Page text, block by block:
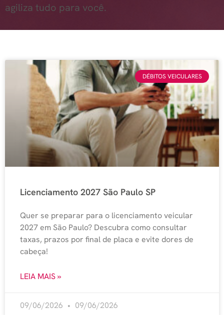
agiliza tudo para você.
DÉBITOS VEICULARES
Licenciamento 2027 São Paulo SP
Quer se preparar para o licenciamento veicular
2027 em São Paulo? Descubra como consultar
taxas, prazos por final de placa e evite dores de
cabeça!
LEIA MAIS »
09/06/2026 09/06/2026